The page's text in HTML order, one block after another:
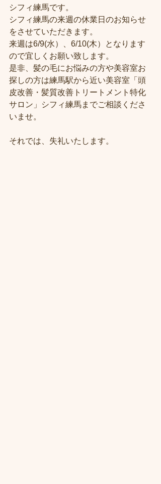
シフィ練馬です。
シフィ練馬の来週の休業日のお知らせ
をさせていただきます。
来週は6/9(水）、6/10(木）となります
ので宜しくお願い致します。
是非、髪の毛にお悩みの方や美容室お
探しの方は練馬駅から近い美容室「頭
皮改善・髪質改善トリートメント特化
サロン」シフィ練馬までご相談くださ
いませ。
それでは、失礼いたします。